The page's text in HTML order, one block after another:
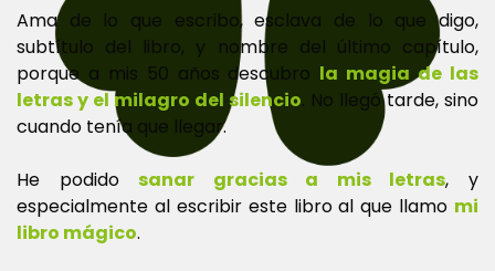
Ama de lo que escribo, esclava de lo que digo,
subtítulo del libro, y nombre del último capítulo,
porque a mis 50 años descubro la magia de las
letras y el milagro del silencio. No llegó tarde, sino
cuando tenía que llegar.
He podidosanar gracias a mis letras, y
especialmente al escribir este libro al que llamo mi
libro mágico.